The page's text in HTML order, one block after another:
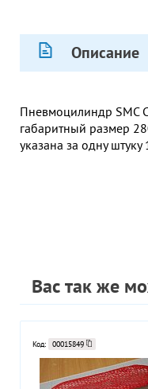
Описание
Пневмоцилиндр SMC
габаритный размер
указана за одну штуку
Вас так же
Код: 00015849